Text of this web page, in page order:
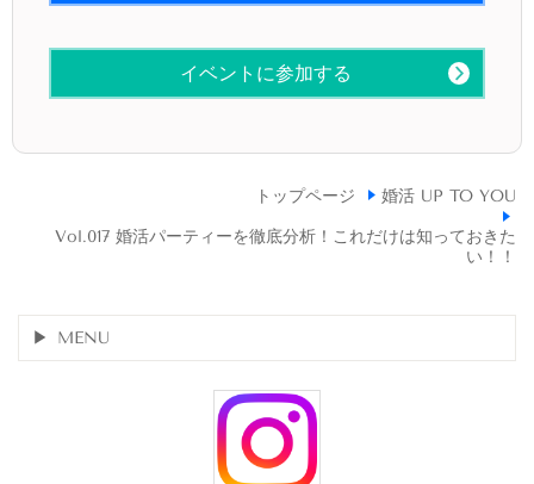
イベントに参加する
トップページ
婚活 UP TO YOU
Vol.017 婚活パーティーを徹底分析！これだけは知っておきた
い！！
MENU